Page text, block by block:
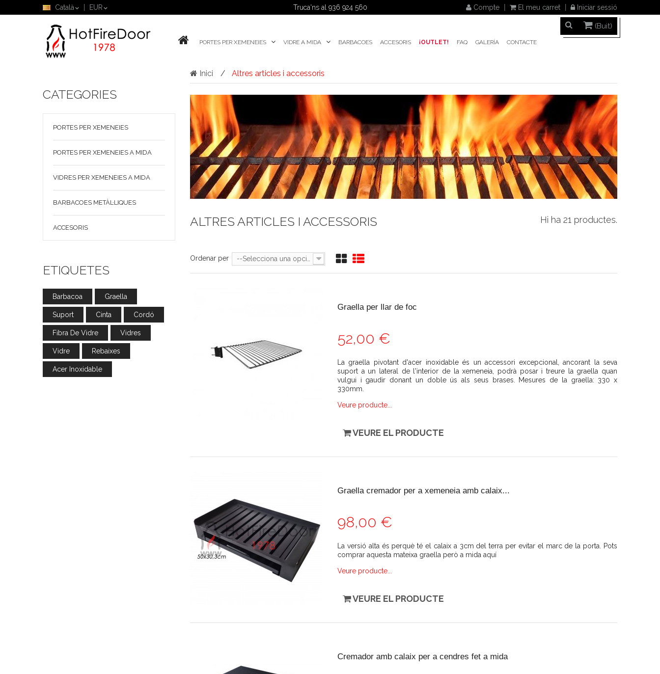
Compte El meu carret Iniciar sessió
Català EUR Truca'ns al 936 924 560
(Buit)
PORTES PER XEMENEIES VIDRE A MIDA BARBACOES ACCESORIS ¡OUTLET! FAQ GALERÍA CONTACTE
CATEGORIES
PORTES PER XEMENEIES
PORTES PER XEMENEIES A MIDA
VIDRES PER XEMENEIES A MIDA
BARBACOES METÀL·LIQUES
ACCESORIS
ETIQUETES
Barbacoa Graella
Suport Cinta Cordó
Fibra De Vidre Vidres
Vidre Rebaixes
Acer Inoxidable
Inici Altres articles i accessoris
Hi ha 21 productes.
ALTRES ARTICLES I ACCESSORIS
Ordenar per
Graella per llar de foc
52,00 €
La graella pivotant d'acer inoxidable és un accessori excepcional, ancorant la seva
suport a un lateral de l'interior de la xemeneia, podrà posar i treure la graella quan
vulgui i gaudir donant un doble ús als seus brases. Mesures de la graella: 330 x
330mm.
Veure producte...
VEURE EL PRODUCTE
Graella cremador per a xemeneia amb calaix...
98,00 €
La versió alta és perquè té el calaix a 3cm del terra per evitar el marc de la porta. Pots
comprar aquesta mateixa graella però a mida aquí
Veure producte...
VEURE EL PRODUCTE
Cremador amb calaix per a cendres fet a mida